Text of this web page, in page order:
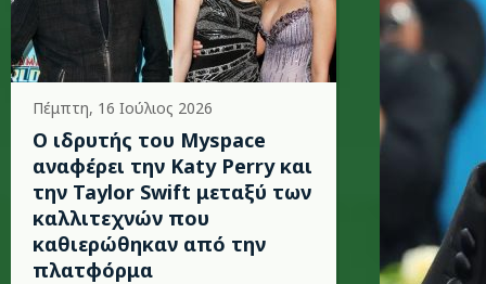
Πέμπτη, 16 Ιούλιος 2026
Ο ιδρυτής του Myspace
αναφέρει την Katy Perry και
την Taylor Swift μεταξύ των
καλλιτεχνών που
καθιερώθηκαν από την
πλατφόρμα